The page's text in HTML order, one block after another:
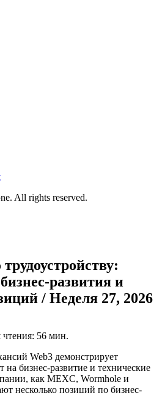
All rights reserved.
развития и
/ Неделя 27, 2026
56 мин.
Web3 демонстрирует
на бизнес-развитие и технические
как MEXC, Wormhole и
несколько позиций по бизнес-